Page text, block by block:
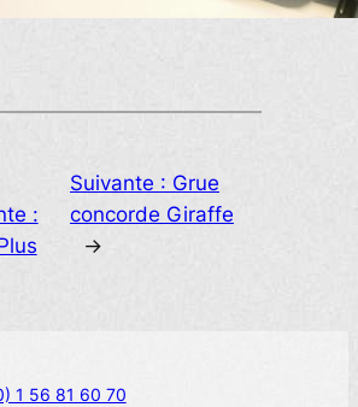
:
Suivante : Grue
concorde Giraffe
→
1 56 81 60 70